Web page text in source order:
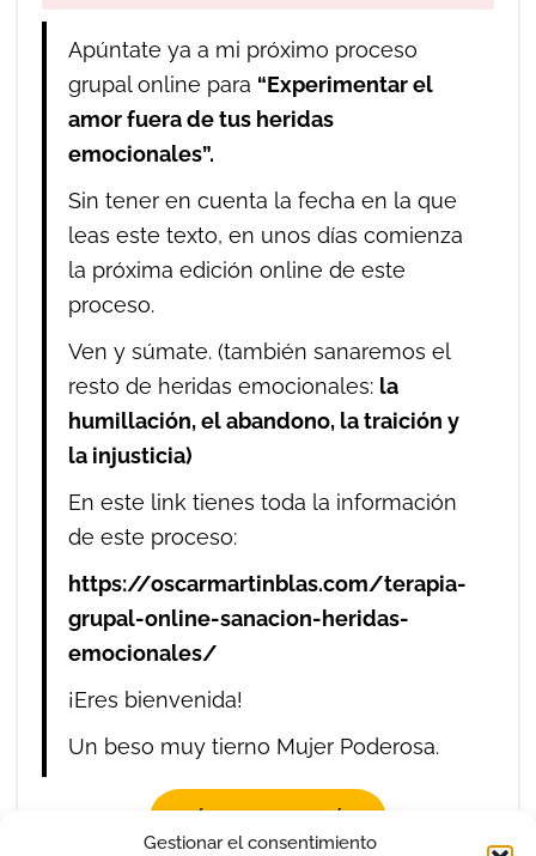
Gestionar el consentimiento
Apúntate ya a mi próximo proceso
grupal online para “Experimentar el
amor fuera de tus heridas
emocionales”.
Sin tener en cuenta la fecha en la que
leas este texto, en unos días comienza
la próxima edición online de este
proceso.
Ven y súmate. (también sanaremos el
resto de heridas emocionales: la
humillación, el abandono, la traición y
la injusticia)
En este link tienes toda la información
de este proceso:
https://oscarmartinblas.com/terapia-
grupal-online-sanacion-heridas-
emocionales/
¡Eres bienvenida!
Un beso muy tierno Mujer Poderosa.